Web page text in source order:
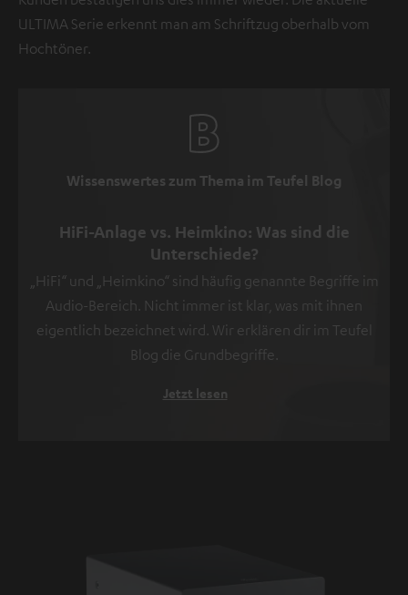
ULTIMA Serie erkennt man am Schriftzug oberhalb vom
Hochtöner.
Wissenswertes zum Thema im Teufel Blog
HiFi-Anlage vs. Heimkino: Was sind die
Unterschiede?
„HiFi“ und „Heimkino“ sind häufig genannte Begriffe im
Audio-Bereich. Nicht immer ist klar, was mit ihnen
eigentlich bezeichnet wird. Wir erklären dir im Teufel
Blog die Grundbegriffe.
Jetzt lesen